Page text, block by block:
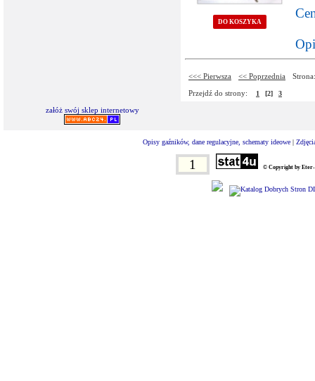
DO KOSZYKA
<<< Pierwsza << Poprzednia
Przejdź do strony:
1 [2] 3
załóż swój sklep internetowy
Opisy gaźników, dane regulacyjne, schematy ideowe |
1 © Copyright by